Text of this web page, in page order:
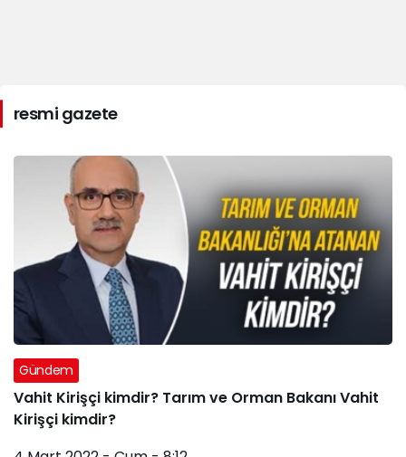
resmi gazete
Gündem
Vahit Kirişçi kimdir? Tarım ve Orman Bakanı Vahit
Kirişçi kimdir?